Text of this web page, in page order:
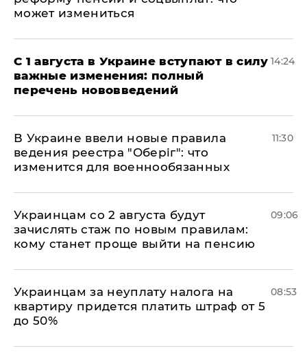
может измениться
С 1 августа в Украине вступают в силу
важные изменения: полный
перечень нововведений
14:24
В Украине ввели новые правила
ведения реестра "Оберіг": что
изменится для военнообязанных
11:30
Украинцам со 2 августа будут
зачислять стаж по новым правилам:
кому станет проще выйти на пенсию
09:06
Украинцам за неуплату налога на
квартиру придется платить штраф от 5
до 50%
08:53